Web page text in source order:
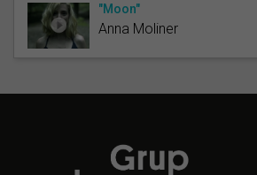
"Moon"
Anna Moliner